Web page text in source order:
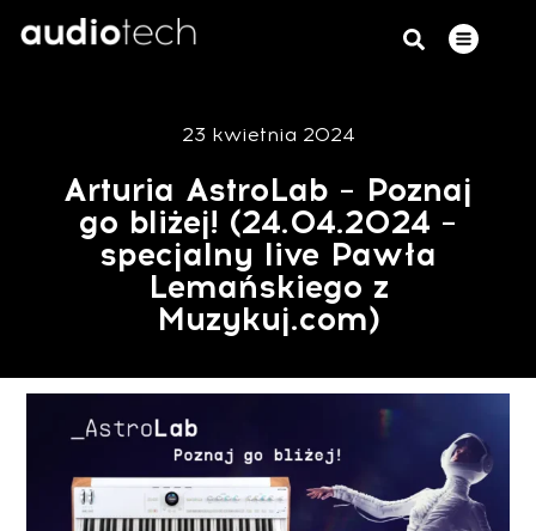
23 kwietnia 2024
Arturia AstroLab – Poznaj
go bliżej! (24.04.2024 –
specjalny live Pawła
Lemańskiego z
Muzykuj.com)